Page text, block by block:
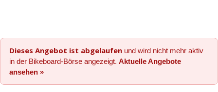
Dieses Angebot ist abgelaufen und wird nicht mehr aktiv
in der Bikeboard-Börse angezeigt. Aktuelle Angebote
ansehen »